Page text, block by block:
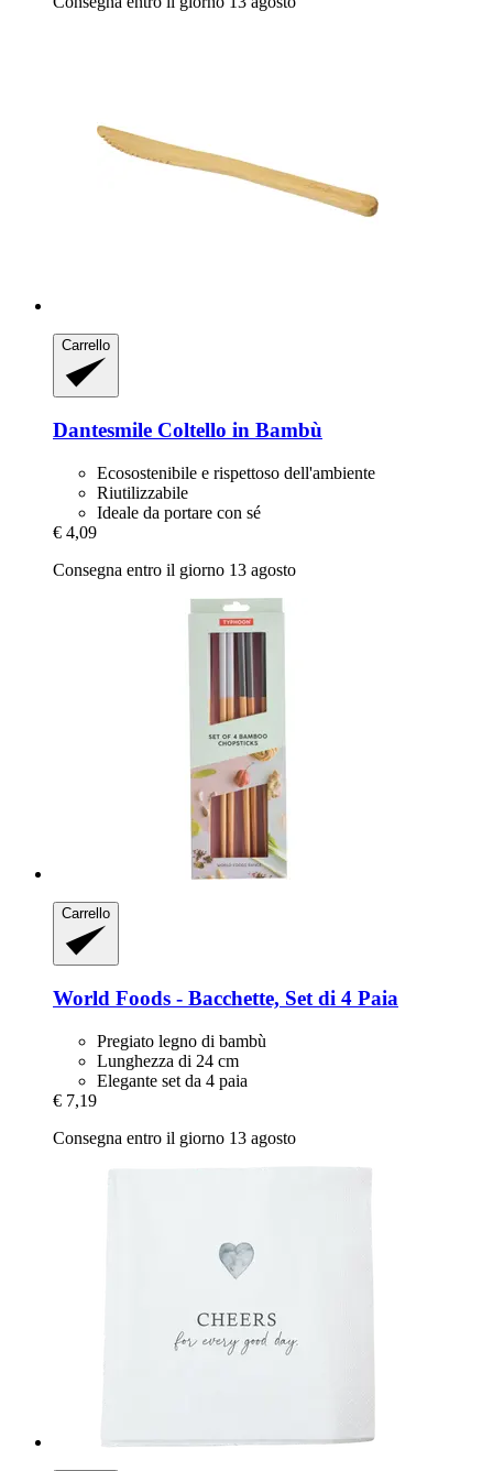
Carrello
Dantesmile Coltello in Bambù
Ecosostenibile e rispettoso dell'ambiente
Riutilizzabile
Ideale da portare con sé
€ 4,09
Consegna entro il giorno 13 agosto
Carrello
World Foods -​ Bacchette, Set di 4 Paia
Pregiato legno di bambù
Lunghezza di 24 cm
Elegante set da 4 paia
€ 7,19
Consegna entro il giorno 13 agosto